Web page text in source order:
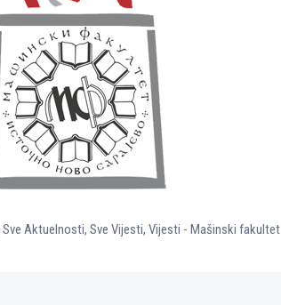
Sve Aktuelnosti, Sve Vijesti, Vijesti - Mašinski fakultet